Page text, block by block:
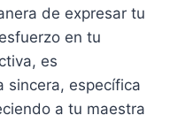
de expresar tu
en tu
es
sincera, específica
a tu maestra